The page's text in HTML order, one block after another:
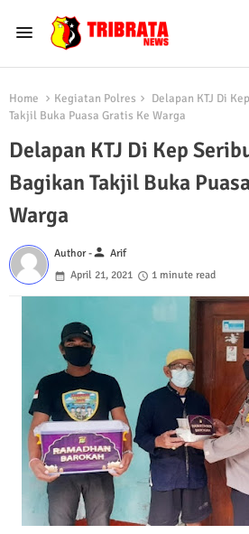
Home Kegiatan Polres
Delapan KTJ Di
Takjil Buka Puasa Gratis Ke Warga
Delapan KTJ Di Kep
Bagikan Takjil Buka
Warga
Author -person Arif
April 21, 2021
1 minute read